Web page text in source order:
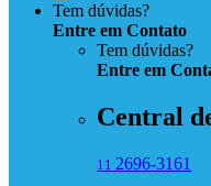
Tem dúvidas?
Entre em Contato
Tem dúvidas?
Entre em
Central
11 2696-3161